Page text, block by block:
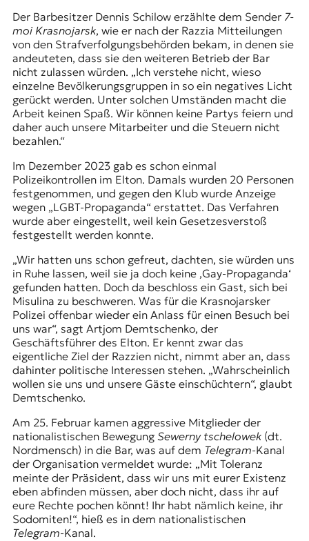
Der Barbesitzer Dennis Schilow erzählte dem Sender 7-
moi Krasnojarsk, wie er nach der Razzia Mitteilungen
von den Strafverfolgungsbehörden bekam, in denen sie
andeuteten, dass sie den weiteren Betrieb der Bar
nicht zulassen würden. „Ich verstehe nicht, wieso
einzelne Bevölkerungsgruppen in so ein negatives Licht
gerückt werden. Unter solchen Umständen macht die
Arbeit keinen Spaß. Wir können keine Partys feiern und
daher auch unsere Mitarbeiter und die Steuern nicht
bezahlen.“
Im Dezember 2023 gab es schon einmal
Polizeikontrollen im Elton. Damals wurden 20 Personen
festgenommen, und gegen den Klub wurde Anzeige
wegen „LGBT-Propaganda“erstattet. Das Verfahren
wurde aber eingestellt, weil kein Gesetzesverstoß
festgestellt werden konnte.
„Wir hatten uns schon gefreut, dachten, sie würden uns
in Ruhe lassen, weil sie ja doch keine ‚Gay-Propaganda‘
gefunden hatten. Doch da beschloss ein Gast, sich bei
Misulina zu beschweren. Was für die Krasnojarsker
Polizei offenbar wieder ein Anlass für einen Besuch bei
uns war“, sagt Artjom Demtschenko, der
Geschäftsführer des Elton. Er kennt zwar das
eigentliche Ziel der Razzien nicht, nimmt aber an, dass
dahinter politische Interessen stehen. „Wahrscheinlich
wollen sie uns und unsere Gäste einschüchtern“, glaubt
Demtschenko.
Am 25. Februar kamen aggressive Mitglieder der
nationalistischen Bewegung Sewerny tschelowek(dt.
Nordmensch) in die Bar, was auf dem Telegram-Kanal
der Organisation vermeldet wurde: „Mit Toleranz
meinte der Präsident, dass wir uns mit eurer Existenz
eben abfinden müssen, aber doch nicht, dass ihr auf
eure Rechte pochen könnt! Ihr habt nämlich keine, ihr
Sodomiten!“, hieß es in dem nationalistischen
Telegram-Kanal.